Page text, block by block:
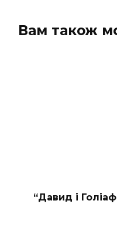
Вам також
“Давид і